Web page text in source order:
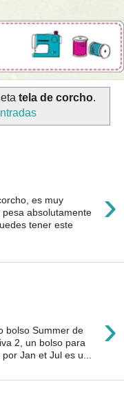
tela de corcho.
›
es muy
absolutamente
tener este
›
bolso Summer de
2, un bolso para
Jan et Jul es u...